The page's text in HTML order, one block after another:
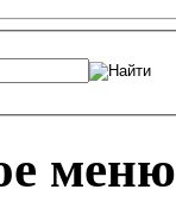
меню